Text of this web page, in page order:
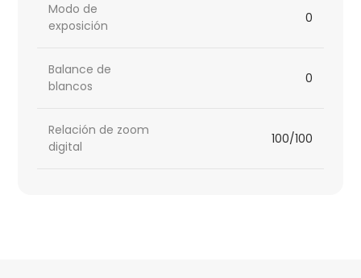
Modo de
exposición
0
Balance de
blancos
0
Relación de zoom
digital
100/100